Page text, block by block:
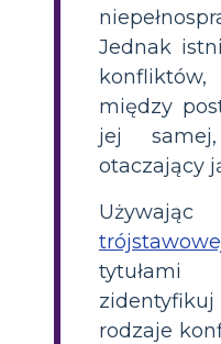
Jednak
między
jej
otaczający
rodzaje